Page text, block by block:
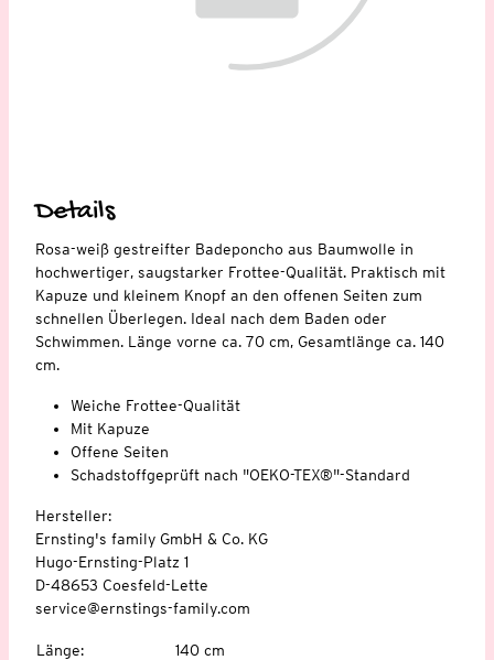
Details
Rosa-weiß gestreifter Badeponcho aus Baumwolle in
hochwertiger, saugstarker Frottee-Qualität. Praktisch mit
Kapuze und kleinem Knopf an den offenen Seiten zum
schnellen Überlegen. Ideal nach dem Baden oder
Schwimmen. Länge vorne ca. 70 cm, Gesamtlänge ca. 140
cm.
Weiche Frottee-Qualität
Mit Kapuze
Offene Seiten
Schadstoffgeprüft nach "OEKO-TEX®"-Standard
Hersteller:
Ernsting's family GmbH & Co. KG
Hugo-Ernsting-Platz 1
D-48653 Coesfeld-Lette
service@ernstings-family.com
Länge: 140 cm